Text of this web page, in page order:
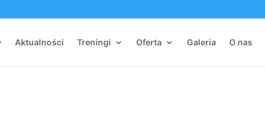
Aktualności Treningi Oferta Galeria O nas